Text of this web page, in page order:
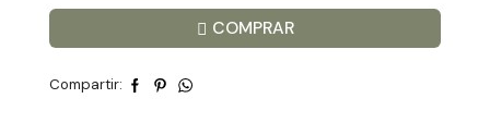
COMPRAR
Compartir: